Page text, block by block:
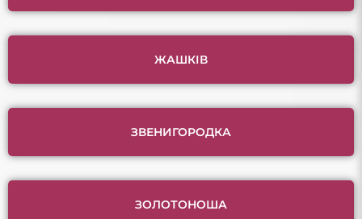
ЖАШКІВ
ЗВЕНИГОРОДКА
ЗОЛОТОНОША